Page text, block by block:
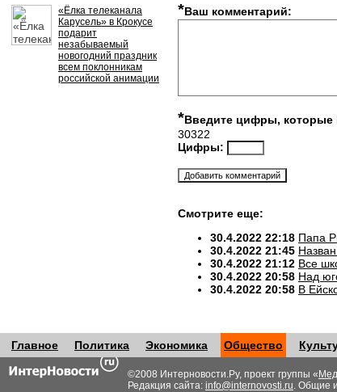
«Ёлка телеканала
Карусель» в Крокусе
подарит
незабываемый
новогодний праздник
всем поклонникам
российской анимации
*Ваш комментарий:
*Введите цифры, которые
30322
Цифры:
Смотрите еще:
30.4.2022 22:18 Папа
30.4.2022 21:45
30.4.2022 21:12 Все
30.4.2022 20:58 Над
30.4.2022 20:58 В
Главное Политика Экономика Общество
©2008 Интерновости.Ру, проект группы «
Редакция сайта: info@internovosti.ru. Общие